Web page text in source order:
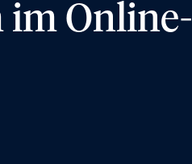
im Online-